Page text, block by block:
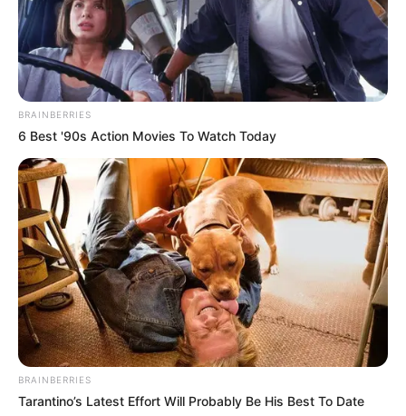
LIHAT ARTIKEL LAINNYA
Alyshia Barragan
Mama-Mama Pengejar
Cinta
BRAINBERRIES
6 Best '90s Action Movies To Watch Today
BRAINBERRIES
Tarantino’s Latest Effort Will Probably Be His Best To Date